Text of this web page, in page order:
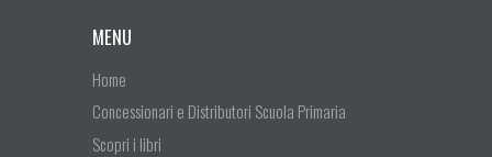
MENU
Home
Concessionari e Distributori Scuola Primaria
Scopri i libri